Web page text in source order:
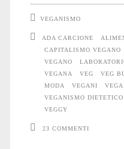
mia
parte.
Dell’
VEGANISMO
ADA CARCIONE
CAPITALISMO VEGANO
VEGANO
VEGANA
VEG VEG
MODA
VEGANI
VEGANISMO DIETETICO
VEGGY
23 COMMENTI